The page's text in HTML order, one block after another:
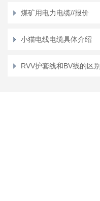
煤矿用电力电缆//报价
小猫电线电缆具体介绍
RVV护套线和BV线的区别